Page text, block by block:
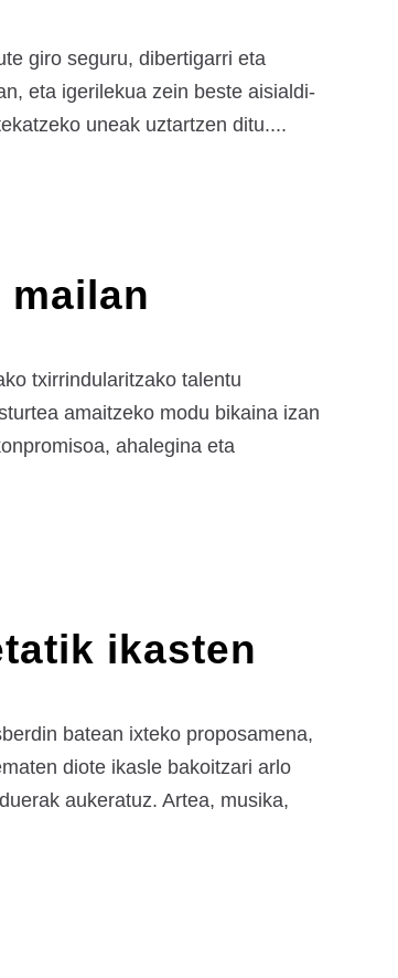
giro seguru, dibertigarri eta
eta igerilekua zein beste aisialdi-
uneak uztartzen ditu....
txirrindularitzako talentu
amaitzeko modu bikaina izan
ahalegina eta
ikasten
batean ixteko proposamena,
diote ikasle bakoitzari arlo
aukeratuz. Artea, musika,